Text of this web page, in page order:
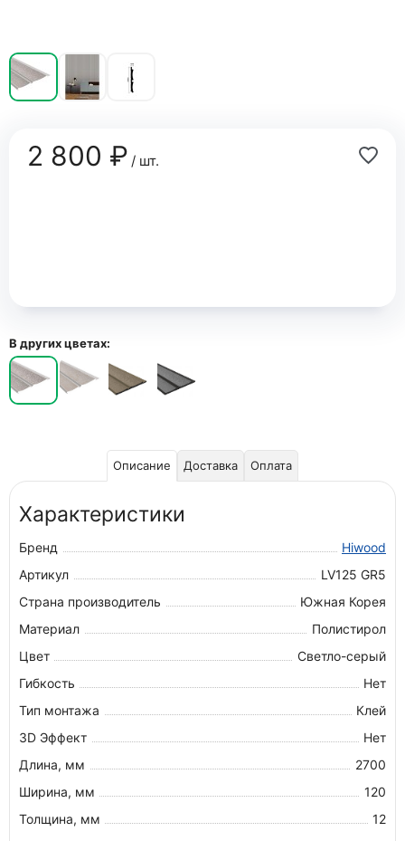
2 800 ₽/ шт.
В других цветах:
Описание Доставка Оплата
Характеристики
Бренд
Hiwood
Артикул
LV125 GR5
Страна производитель
Южная Корея
Материал
Полистирол
Цвет
Светло-серый
Гибкость
Нет
Тип монтажа
Клей
3D Эффект
Нет
Длина, мм
2700
Ширина, мм
120
Толщина, мм
12